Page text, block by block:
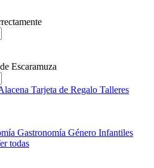
Tarjeta de Regalo Talleres
Gastronomía Género Infantiles
todas